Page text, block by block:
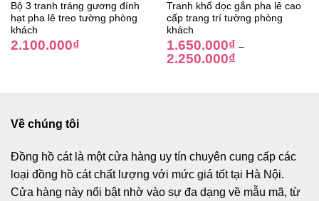
Bộ 3 tranh tráng gương đính
hạt pha lê treo tường phòng
khách
2.100.000₫
Tranh khổ dọc gắn pha lê cao
cấp trang trí tường phòng
khách
1.650.000₫ –
2.250.000₫
Về chúng tôi
Đồng hồ cátlà một cửa hàng uy tín chuyên cung cấp các
loại đồng hồ cát chất lượng với mức giá tốt tại Hà Nội.
Cửa hàng này nổi bật nhờ vào sự đa dạng về mẫu mã, từ